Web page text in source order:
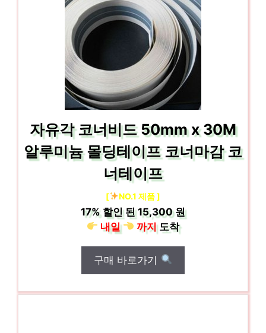
자유각 코너비드 50mm x 30M
알루미늄 몰딩테이프 코너마감 코
너테이프
[ NO.1 제품 ]
17% 할인 된15,300 원
내일
까지도착
구매 바로가기